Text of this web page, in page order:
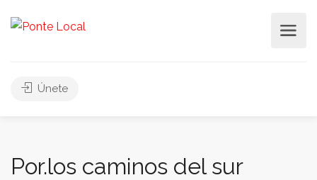
Únete
Por.los caminos del sur